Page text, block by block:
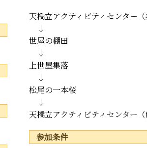
天橋立アクティビティセンター（
↓
世屋の棚田
↓
上世屋集落
↓
松尾の一本桜
↓
天橋立アクティビティセンター（
参加条件